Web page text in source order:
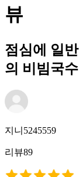
뷰
점심에 일
의 비빔국
지니5245559
리뷰89